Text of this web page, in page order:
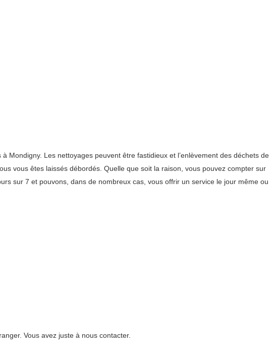
Les nettoyages peuvent être fastidieux et l’enlèvement des déchets de
vous êtes laissés débordés. Quelle que soit la raison, vous pouvez compter sur
sur 7 et pouvons, dans de nombreux cas, vous offrir un service le jour même ou
Vous avez juste à nous contacter.